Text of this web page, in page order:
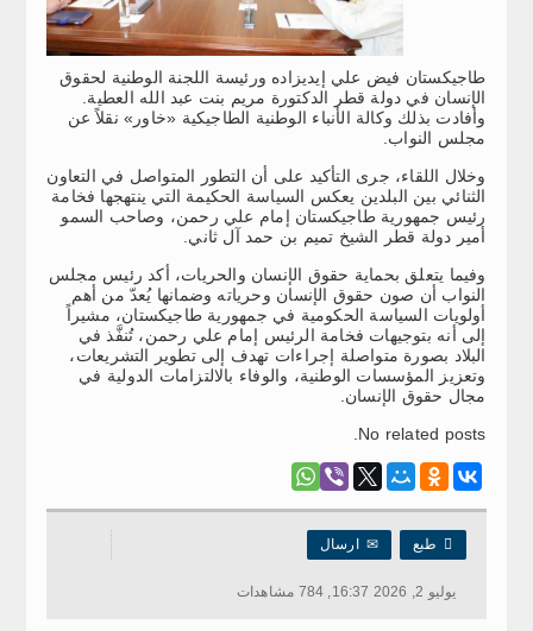
طاجيكستان فيض علي إيديزاده ورئيسة اللجنة الوطنية لحقوق
الإنسان في دولة قطر الدكتورة مريم بنت عبد الله العطية.
وأفادت بذلك وكالة الأنباء الوطنية الطاجيكية «خاور» نقلاً عن
مجلس النواب.
وخلال اللقاء، جرى التأكيد على أن التطور المتواصل في التعاون
الثنائي بين البلدين يعكس السياسة الحكيمة التي ينتهجها فخامة
رئيس جمهورية طاجيكستان إمام علي رحمن، وصاحب السمو
أمير دولة قطر الشيخ تميم بن حمد آل ثاني.
وفيما يتعلق بحماية حقوق الإنسان والحريات، أكد رئيس مجلس
النواب أن صون حقوق الإنسان وحرياته وضمانها يُعدّ من أهم
أولويات السياسة الحكومية في جمهورية طاجيكستان، مشيراً
إلى أنه بتوجيهات فخامة الرئيس إمام علي رحمن، تُنفَّذ في
البلاد بصورة متواصلة إجراءات تهدف إلى تطوير التشريعات،
وتعزيز المؤسسات الوطنية، والوفاء بالالتزامات الدولية في
مجال حقوق الإنسان.
No related posts.
 طبع ✉ارسال
يوليو 2, 2026 16:37, 784 مشاهدات